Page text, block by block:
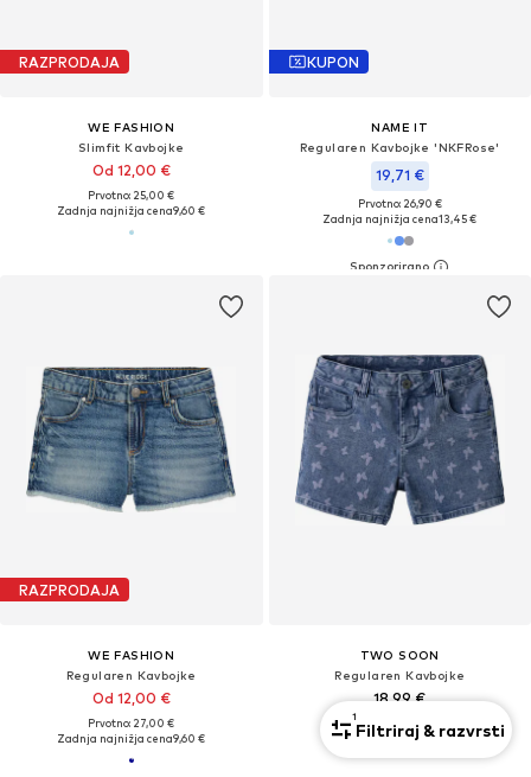
RAZPRODAJA
WE FASHION
Slimfit Kavbojke
Od 12,00 €
Prvotno: 25,00 €
Zadnja najnižja cena9,60 €
KUPON
NAME IT
Regularen Kavbojke 'NKFRose'
19,71 €
Prvotno: 26,90 €
Zadnja najnižja cena13,45 €
RAZPRODAJA
WE FASHION
Regularen Kavbojke
Od 12,00 €
Prvotno: 27,00 €
Zadnja najnižja cena9,60 €
TWO SOON
Regularen Kavbojke
18,99 €
1
Filtriraj & razvrsti